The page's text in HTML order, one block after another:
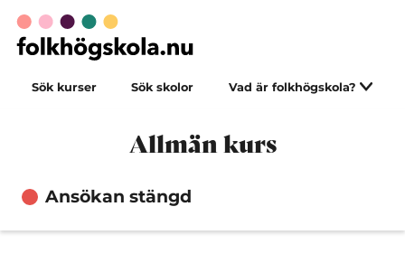
Sök kurser Sök skolor Vad är folkhögskola?
Allmän kurs
Ansökan stängd